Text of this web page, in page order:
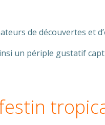
de découvertes et
un périple gustatif